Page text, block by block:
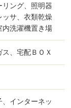
ング、照明器
サ、衣類乾燥
内洗濯機置き場
、宅配ＢＯＸ
、インターネッ